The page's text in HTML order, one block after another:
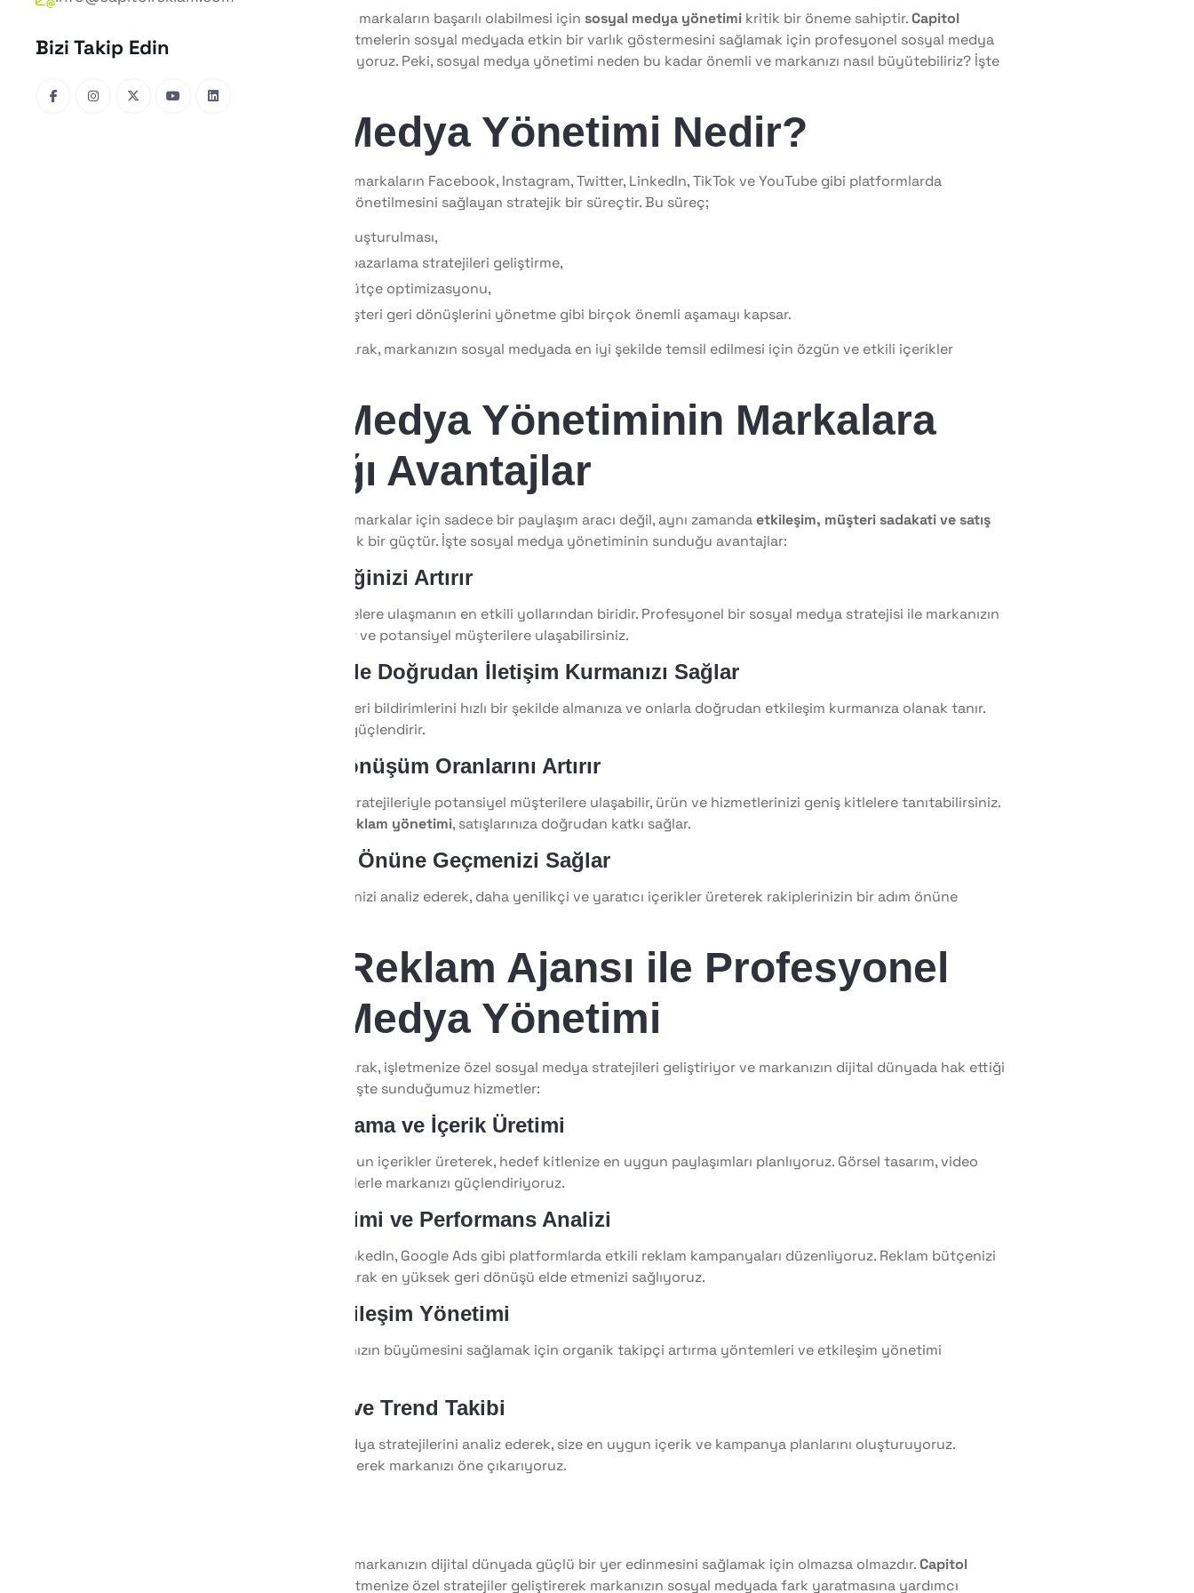
Bizi Takip Edin
Günümüz dijital çağında, markaların başarılı olabilmesi için sosyal medya yönetimi kritik bir öneme sahiptir.Capitol
olarak, işletmelerin sosyal medyada etkin bir varlık göstermesini sağlamak için profesyonel sosyal medya
yönetimi hizmetleri sunuyoruz. Peki, sosyal medya yönetimi neden bu kadar önemli ve markanızı nasıl büyütebiliriz? İşte
Sosyal Medya Yönetimi Nedir?
Sosyal medya yönetimi, markaların Facebook, Instagram, Twitter, LinkedIn, TikTok ve YouTube gibi platformlarda
profesyonel bir şekilde yönetilmesini sağlayan stratejik bir süreçtir. Bu süreç;
İçerik planlaması ve oluşturulması,
Hedef kitle analizi ve pazarlama stratejileri geliştirme,
Reklam yönetimi ve bütçe optimizasyonu,
Etkileşim takibi ve müşteri geri dönüşlerini yönetme gibi birçok önemli aşamayı kapsar.
olarak, markanızın sosyal medyada en iyi şekilde temsil edilmesi için özgün ve etkili içerikler
Sosyal Medya Yönetiminin Markalara
Sağladığı Avantajlar
Sosyal medya yönetimi, markalar için sadece bir paylaşım aracı değil, aynı zamandaetkileşim, müşteri sadakati ve satış
noktasında büyük bir güçtür. İşte sosyal medya yönetiminin sunduğu avantajlar:
1. Marka Bilinirliğinizi Artırır
Sosyal medya, geniş kitlelere ulaşmanın en etkili yollarından biridir. Profesyonel bir sosyal medya stratejisi ile markanızın
görünürlüğünü artırabilir ve potansiyel müşterilere ulaşabilirsiniz.
2. Hedef Kitlenizle Doğrudan İletişim Kurmanızı Sağlar
Sosyal medya, müşteri geri bildirimlerini hızlı bir şekilde almanıza ve onlarla doğrudan etkileşim kurmanıza olanak tanır.
Bu da marka sadakatini güçlendirir.
3. Satışları ve Dönüşüm Oranlarını Artırır
Doğru içerik ve reklam stratejileriyle potansiyel müşterilere ulaşabilir, ürün ve hizmetlerinizi geniş kitlelere tanıtabilirsiniz.
sosyal medya reklam yönetimi, satışlarınıza doğrudan katkı sağlar.
4. Rakiplerinizin Önüne Geçmenizi Sağlar
Sektörünüzdeki rakiplerinizi analiz ederek, daha yenilikçi ve yaratıcı içerikler üreterek rakiplerinizin bir adım önüne
Capitol Reklam Ajansı ile Profesyonel
Sosyal Medya Yönetimi
olarak, işletmenize özel sosyal medya stratejileri geliştiriyor ve markanızın dijital dünyada hak ettiği
yeri almasını sağlıyoruz. İşte sunduğumuz hizmetler:
1. Stratejik Planlama ve İçerik Üretimi
Markanızın kimliğine uygun içerikler üreterek, hedef kitlenize en uygun paylaşımları planlıyoruz. Görsel tasarım, video
içerik ve etkileyici metinlerle markanızı güçlendiriyoruz.
2. Reklam Yönetimi ve Performans Analizi
Facebook, Instagram, LinkedIn, Google Ads gibi platformlarda etkili reklam kampanyaları düzenliyoruz. Reklam bütçenizi
en verimli şekilde kullanarak en yüksek geri dönüşü elde etmenizi sağlıyoruz.
3. Takipçi ve Etkileşim Yönetimi
Sosyal medya hesaplarınızın büyümesini sağlamak için organik takipçi artırma yöntemleri ve etkileşim yönetimi
4. Rakip Analizi ve Trend Takibi
Rakiplerinizin sosyal medya stratejilerini analiz ederek, size en uygun içerik ve kampanya planlarını oluşturuyoruz.
Güncel trendleri takip ederek markanızı öne çıkarıyoruz.
Sosyal medya yönetimi, markanızın dijital dünyada güçlü bir yer edinmesini sağlamak için olmazsa olmazdır.Capitol
olarak, işletmenize özel stratejiler geliştirerek markanızın sosyal medyada fark yaratmasına yardımcı